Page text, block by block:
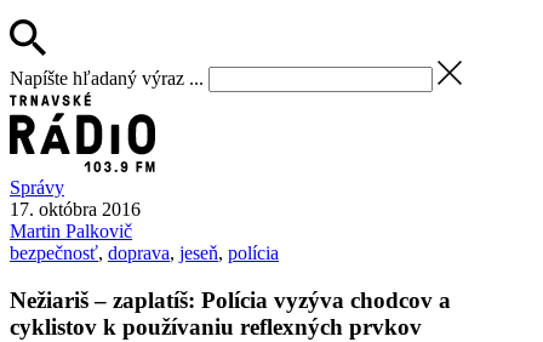
Napíšte hľadaný výraz ...
Správy
17. októbra 2016
Martin Palkovič
bezpečnosť, doprava, jeseň, polícia
Nežiariš – zaplatíš: Polícia vyzýva chodcov a
cyklistov k používaniu reflexných prvkov